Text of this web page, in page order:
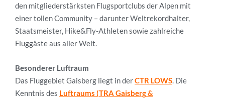
den mitgliederstärksten Flugsportclubs der Alpen mit
einer tollen Community – darunter Weltrekordhalter,
Staatsmeister, Hike&Fly-Athleten sowie zahlreiche
Fluggäste aus aller Welt.
Besonderer Luftraum
Das Fluggebiet Gaisberg liegt in derCTR LOWS. Die
Kenntnis des Luftraums (TRA Gaisberg &